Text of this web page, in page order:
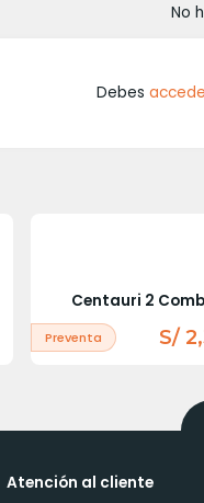
No
Debes
Centauri 2
Preventa S/
Atención al cliente